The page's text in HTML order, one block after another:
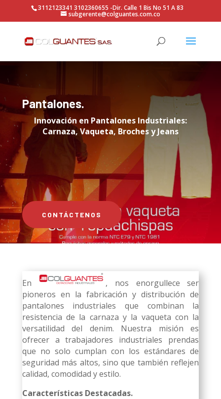
3112123341 3102360655 -Dir. Calle 1 Bis No 51 A 83
subgerente@colguantes.com.co
Pantalones.
Innovación en Pantalones Industriales:
Carnaza, Vaqueta, Broches y Jeans
CONTÁCTENOS
En
, nos enorgullece ser
pioneros en la fabricación y distribución de
pantalones industriales que combinan la
resistencia de la carnaza y la vaqueta con la
versatilidad del denim. Nuestra misión es
ofrecer a trabajadores industriales prendas
que no solo cumplan con los estándares de
seguridad más altos, sino que también reflejen
calidad, comodidad y estilo.
Características Destacadas.